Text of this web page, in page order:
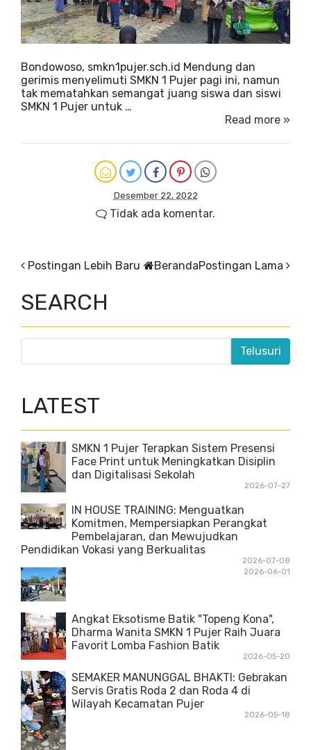
Bondowoso, smkn1pujer.sch.id Mendung dan
gerimis menyelimuti SMKN 1 Pujer pagi ini, namun
tak mematahkan semangat juang siswa dan siswi
SMKN 1 Pujer untuk …
Read more »
Desember 22, 2022
Tidak ada komentar.
Postingan Lebih Baru Postingan Lama
Beranda
SEARCH
LATEST
SMKN 1 Pujer Terapkan Sistem Presensi
Face Print untuk Meningkatkan Disiplin
dan Digitalisasi Sekolah
2026-07-27
IN HOUSE TRAINING: Menguatkan
Komitmen, Mempersiapkan Perangkat
Pembelajaran, dan Mewujudkan
Pendidikan Vokasi yang Berkualitas
2026-07-08
2026-06-01
Angkat Eksotisme Batik "Topeng Kona",
Dharma Wanita SMKN 1 Pujer Raih Juara
Favorit Lomba Fashion Batik
2026-05-20
SEMAKER MANUNGGAL BHAKTI: Gebrakan
Servis Gratis Roda 2 dan Roda 4 di
Wilayah Kecamatan Pujer
2026-05-18